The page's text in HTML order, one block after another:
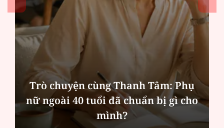
Trò chuyện cùng Thanh Tâm: Phụ
nữ ngoài 40 tuổi đã chuẩn bị gì cho
mình?